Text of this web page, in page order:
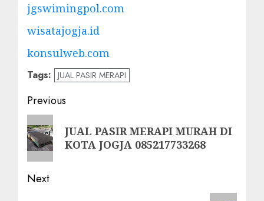
jgswimingpol.com
wisatajogja.id
konsulweb.com
Tags: JUAL PASIR MERAPI
Post
navigation
Previous
Previous
post:
JUAL PASIR MERAPI MURAH DI
KOTA JOGJA 085217733268
Next